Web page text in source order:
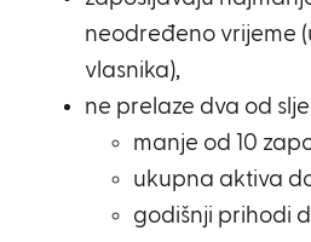
neodređeno vrijeme
vlasnika),
ne prelaze dva od
manje od 10
ukupna aktiva
godišnji prihodi